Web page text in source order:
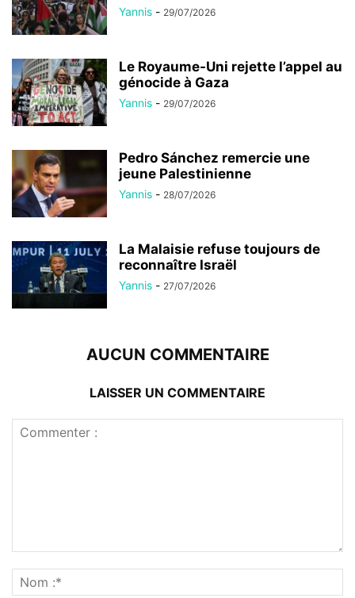
Yannis - 29/07/2026
Le Royaume-Uni rejette l’appel au
génocide à Gaza
Yannis - 29/07/2026
Pedro Sánchez remercie une
jeune Palestinienne
Yannis - 28/07/2026
La Malaisie refuse toujours de
reconnaître Israël
Yannis - 27/07/2026
AUCUN COMMENTAIRE
LAISSER UN COMMENTAIRE